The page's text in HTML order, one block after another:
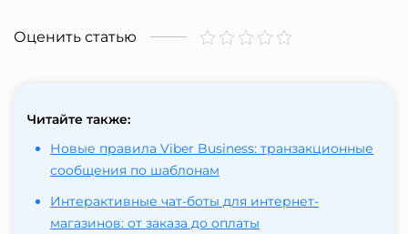
Оценить статью
Читайте также:
Новые правила Viber Business: транзакционные
сообщения по шаблонам
Интерактивные чат-боты для интернет-
магазинов: от заказа до оплаты